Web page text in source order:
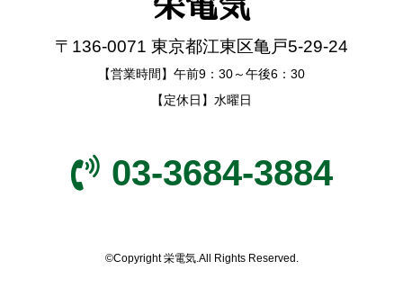
栄電気
〒136-0071 東京都江東区亀戸5-29-24
【営業時間】午前9：30～午後6：30
【定休日】水曜日
03-3684-3884
©Copyright 栄電気.All Rights Reserved.